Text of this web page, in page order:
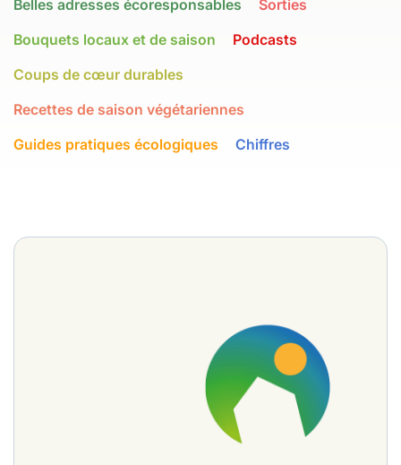
Belles adresses écoresponsables
Sorties
Bouquets locaux et de saison
Podcasts
Coups de cœur durables
Recettes de saison végétariennes
Guides pratiques écologiques
Chiffres